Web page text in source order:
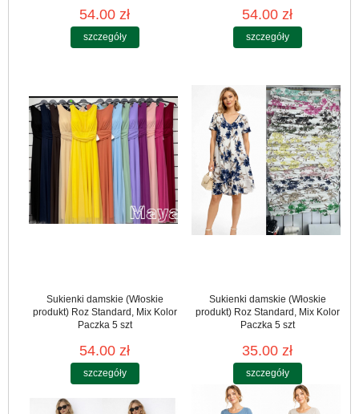
54.00 zł
szczegóły
54.00 zł
szczegóły
Sukienki damskie (Włoskie
produkt) Roz Standard, Mix Kolor
Paczka 5 szt
54.00 zł
szczegóły
Sukienki damskie (Włoskie
produkt) Roz Standard, Mix Kolor
Paczka 5 szt
35.00 zł
szczegóły